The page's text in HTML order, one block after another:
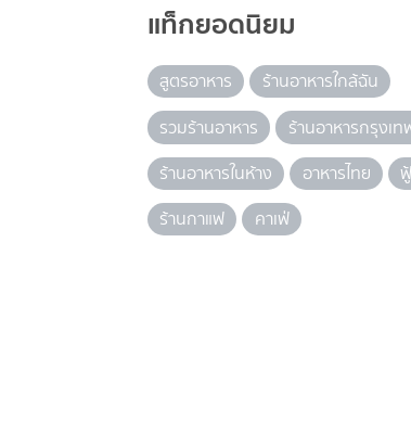
แท็กยอดนิยม
สูตรอาหาร
ร้านอาหารใกล้ฉัน
รวมร้านอาหาร
ร้านอาหารกรุงเท
ร้านอาหารในห้าง
อาหารไทย
ร้านกาแฟ
คาเฟ่